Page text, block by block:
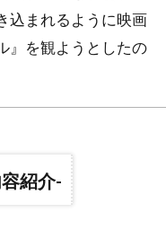
ル・クローズ
ミアーズ
込まれるように映画
』を観ようとしたの
紹介-